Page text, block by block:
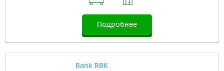
Подробнее
Bank RBK